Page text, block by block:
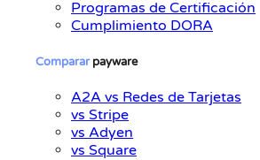
Programas de Certificación
Cumplimiento DORA
Compararpayware
A2A vs Redes de Tarjetas
vs Stripe
vs Adyen
vs Square